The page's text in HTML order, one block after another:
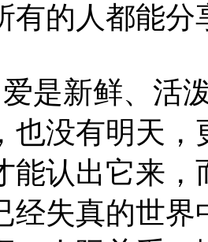
有的人都能分
新鲜、活泼
也没有明天
能认出它来，
经失真的世界